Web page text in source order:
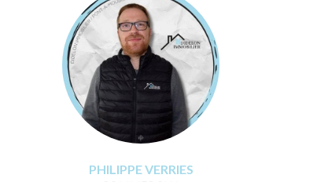
PHILIPPE VERRIES